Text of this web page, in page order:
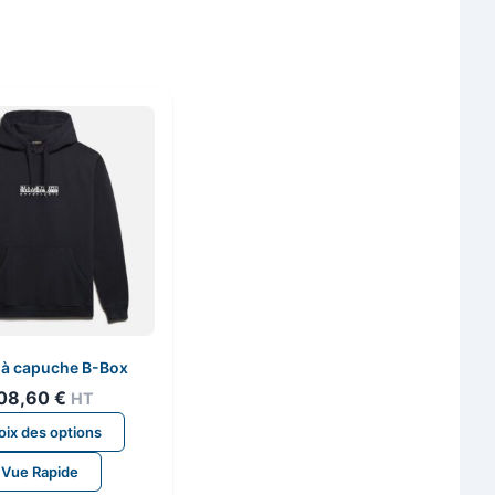
capuche B-Box
€ HT
des options
Ce
produit
Vue Rapide